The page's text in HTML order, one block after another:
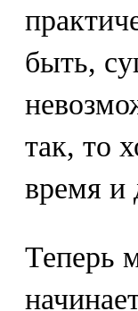
быть,
так, то
время и
Теперь